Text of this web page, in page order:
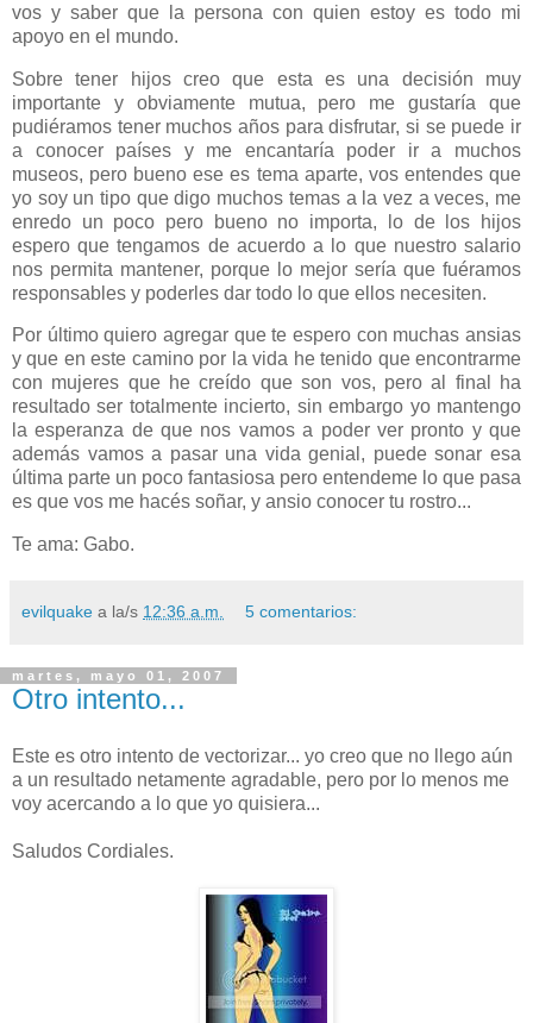
vos y saber que la persona con quien estoy es todo mi
apoyo en el mundo.
Sobre tener hijos creo que esta es una decisión muy
importante y obviamente mutua, pero me gustaría que
pudiéramos tener muchos años para disfrutar, si se puede ir
a conocer países y me encantaría poder ir a muchos
museos, pero bueno ese es tema aparte, vos entendes que
yo soy un tipo que digo muchos temas a la vez a veces, me
enredo un poco pero bueno no importa, lo de los hijos
espero que tengamos de acuerdo a lo que nuestro salario
nos permita mantener, porque lo mejor sería que fuéramos
responsables y poderles dar todo lo que ellos necesiten.
Por último quiero agregar que te espero con muchas ansias
y que en este camino por la vida he tenido que encontrarme
con mujeres que he creído que son vos, pero al final ha
resultado ser totalmente incierto, sin embargo yo mantengo
la esperanza de que nos vamos a poder ver pronto y que
además vamos a pasar una vida genial, puede sonar esa
última parte un poco fantasiosa pero entendeme lo que pasa
es que vos me hacés soñar, y ansio conocer tu rostro...
Te ama: Gabo.
evilquake a la/s 12:36 a.m. 5 comentarios:
martes, mayo 01, 2007
Otro intento...
Este es otro intento de vectorizar... yo creo que no llego aún
a un resultado netamente agradable, pero por lo menos me
voy acercando a lo que yo quisiera...
Saludos Cordiales.